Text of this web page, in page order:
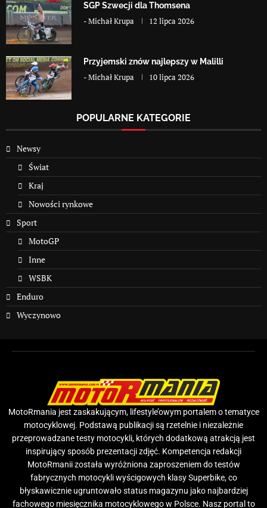
SGP Szwecji dla Thomsena
-Michał Krupa 12 lipca 2026
Przyjemski znów najlepszy w Malilli
-Michał Krupa 10 lipca 2026
POPULARNE KATEGORIE
Newsy
Świat
Kraj
Nowości rynkowe
Sport
MotoGP
Inne
WSBK
Enduro
Wyczynowo
MotoRmania jest zaskakującym, lifestyle’owym portalem o tematyce
motocyklowej. Podstawą publikacji są rzetelnie i niezależnie
przeprowadzane testy motocykli, których dodatkową atrakcją jest
inspirujący sposób prezentacji zdjęć. Kompetencja redakcji
MotoRmanii została wyróżniona zaproszeniem do testów
fabrycznych motocykli wyścigowych klasy Superbike, co
błyskawicznie ugruntowało status magazynu jako najbardziej
fachowego miesięcznika motocyklowego w Polsce. Nasz portal to